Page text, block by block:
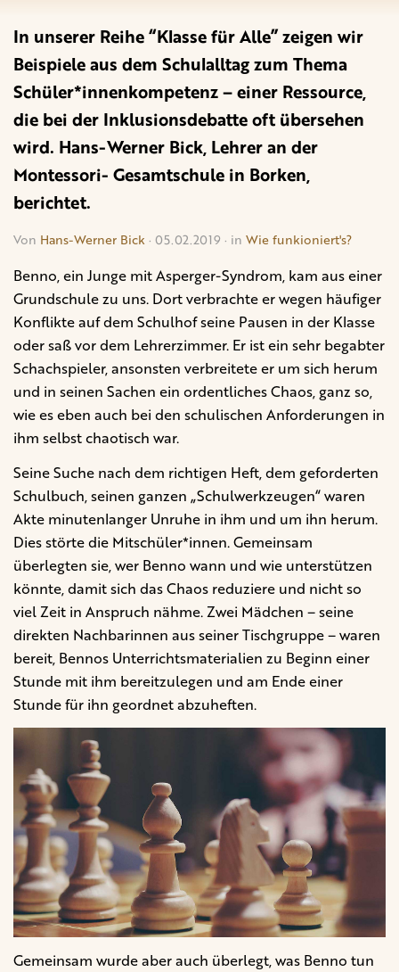
In unserer Reihe “Klasse für Alle” zeigen wir
Beispiele aus dem Schulalltag zum Thema
Schüler*innenkompetenz – einer Ressource,
die bei der Inklusionsdebatte oft übersehen
wird. Hans-Werner Bick, Lehrer an der
Montessori- Gesamtschule in Borken,
berichtet.
Von Hans-Werner Bick· 05.02.2019 · in Wie funkioniert's?
Benno, ein Junge mit Asperger-Syndrom, kam aus einer
Grundschule zu uns. Dort verbrachte er wegen häufiger
Konflikte auf dem Schulhof seine Pausen in der Klasse
oder saß vor dem Lehrerzimmer. Er ist ein sehr begabter
Schachspieler, ansonsten verbreitete er um sich herum
und in seinen Sachen ein ordentliches Chaos, ganz so,
wie es eben auch bei den schulischen Anforderungen in
ihm selbst chaotisch war.
Seine Suche nach dem richtigen Heft, dem geforderten
Schulbuch, seinen ganzen „Schulwerkzeugen“ waren
Akte minutenlanger Unruhe in ihm und um ihn herum.
Dies störte die Mitschüler*innen. Gemeinsam
überlegten sie, wer Benno wann und wie unterstützen
könnte, damit sich das Chaos reduziere und nicht so
viel Zeit in Anspruch nähme. Zwei Mädchen – seine
direkten Nachbarinnen aus seiner Tischgruppe – waren
bereit, Bennos Unterrichtsmaterialien zu Beginn einer
Stunde mit ihm bereitzulegen und am Ende einer
Stunde für ihn geordnet abzuheften.
Gemeinsam wurde aber auch überlegt, was Benno tun